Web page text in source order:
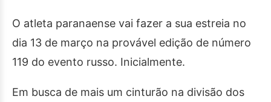
O atleta paranaense vai fazer a sua estreia no
dia 13 de março na provável edição de número
119 do evento russo. Inicialmente.
Em busca de mais um cinturão na divisão dos